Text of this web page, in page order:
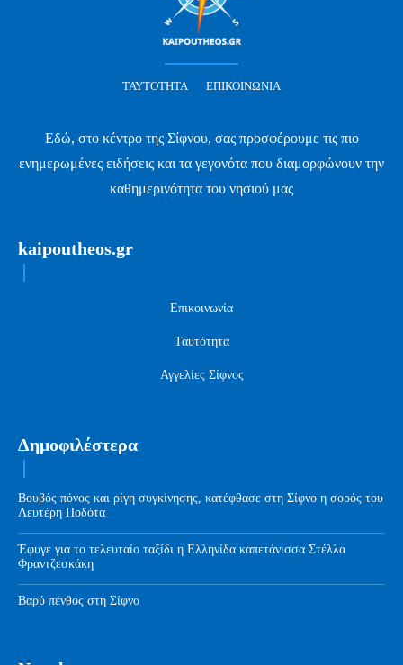
ΤΑΥΤΌΤΗΤΑ ΕΠΙΚΟΙΝΩΝΊΑ
Εδώ, στο κέντρο της Σίφνου, σας προσφέρουμε τις πιο
ενημερωμένες ειδήσεις και τα γεγονότα που διαμορφώνουν την
καθημερινότητα του νησιού μας
kaipoutheos.gr
Επικοινωνία
Ταυτότητα
Αγγελίες Σίφνος
Δημοφιλέστερα
Βουβός πόνος και ρίγη συγκίνησης, κατέφθασε στη Σίφνο η σορός του
Λευτέρη Ποδότα
Έφυγε για το τελευταίο ταξίδι η Ελληνίδα καπετάνισσα Στέλλα
Φραντζεσκάκη
Βαρύ πένθος στη Σίφνο